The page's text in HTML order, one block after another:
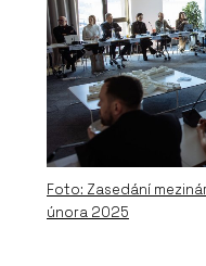
Foto: Zasedání
února 2025